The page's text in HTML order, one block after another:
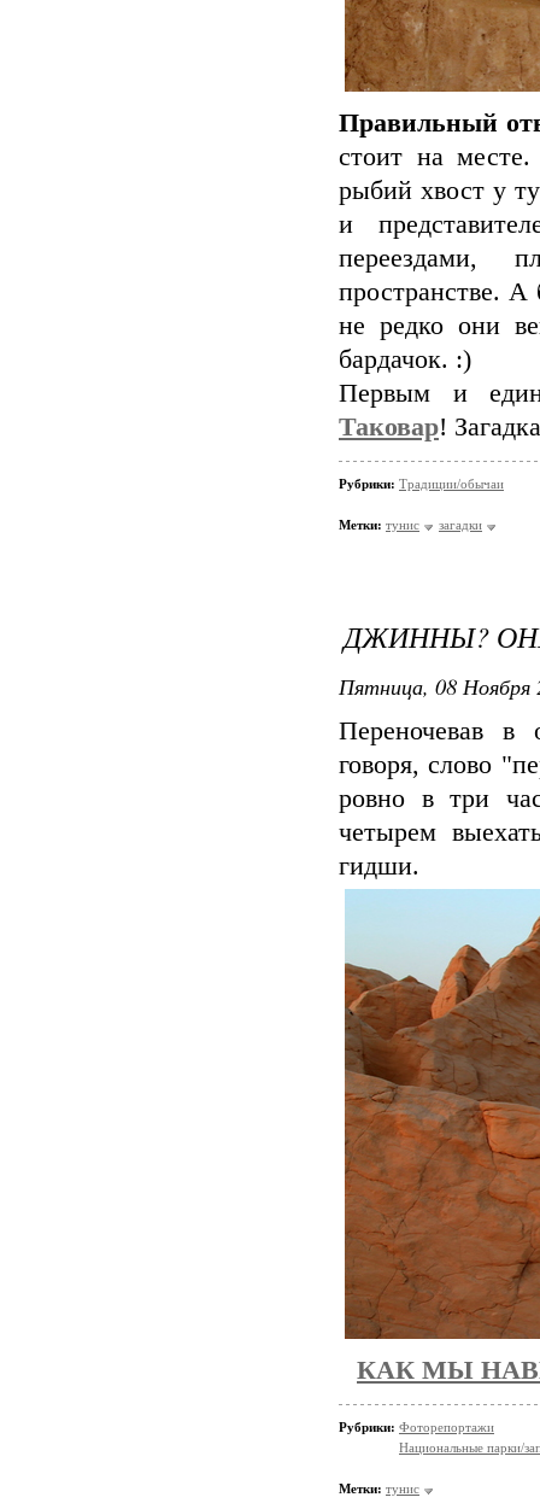
Правильный
стоит на
рыбий хвост у
и
переездами,
пространстве. А
не редко они
бардачок. :)
Первым и
Таковар!
Рубрики: Традиции/обычаи
Метки: тунис загадки
ДЖИННЫ?
Пятница, 08 Ноября
Переночевав в
говоря, слово
ровно в три
четырем
гидши.
КАК МЫ
Рубрики: Фоторепортажи
Национальные парки/
Метки: тунис